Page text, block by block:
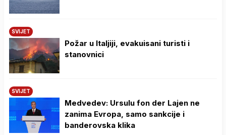
SVIJET
Požar u Italjiji, evakuisani turisti i
stanovnici
SVIJET
Medvedev: Ursulu fon der Lajen ne
zanima Evropa, samo sankcije i
banderovska klika